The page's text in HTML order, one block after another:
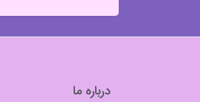
درباره ما